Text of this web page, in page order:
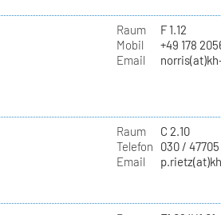
Raum
F 1.12
Mobil
+49 178
Email
Raum
C 2.10
Telefon
030 /
Email